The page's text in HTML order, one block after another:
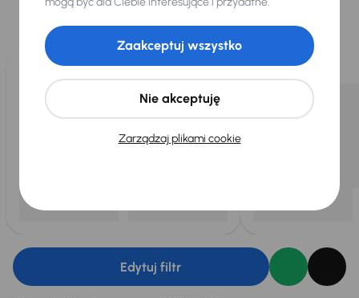
Wybieramy dla Ciebienajlepsze pojazdyz naszej oferty. Kupimy
dla Ciebiedo 400 pojazdówkażdego dnia.
Edytuj filtr
Zarządzaj plikami cookie
Nie akceptuję
Zaakceptuj wszystko